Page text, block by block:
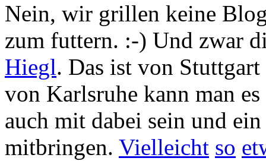
Nein, wir grillen keine
zum futtern. :-) Und zwar
Hiegl. Das ist von
von Karlsruhe kann man
auch mit dabei sein und
mitbringen. Vielleicht so